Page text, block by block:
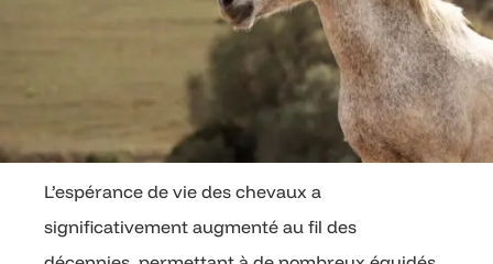
L’espérance de vie des chevaux a
significativement augmenté au fil des